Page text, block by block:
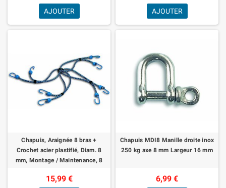
AJOUTER AJOUTER
Chapuis, Araignée 8 bras +
Crochet acier plastifié, Diam. 8
mm, Montage / Maintenance, 8
et pl
15,99 €
Chapuis MDI8 Manille droite inox
250 kg axe 8 mm Largeur 16 mm
6,99 €